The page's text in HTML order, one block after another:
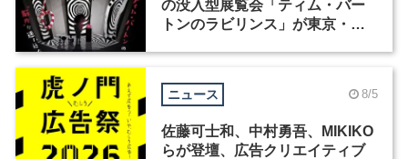
の没入型展覧会「ティム・バー
トンのラビリンス」が東京・豊
ニュース 8/5
佐藤可士和、中村勇吾、MIKIKO
らが登壇、広告クリエイティブ